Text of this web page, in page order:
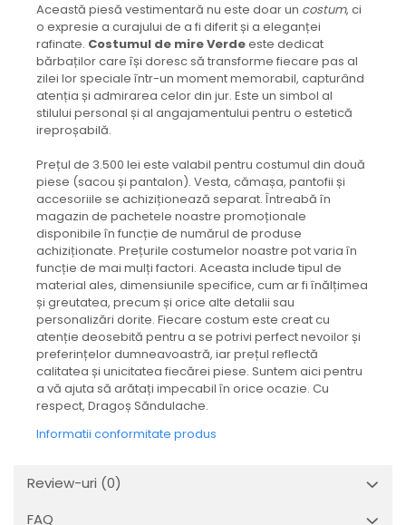
Această piesă vestimentară nu este doar un costum, ci
o expresie a curajului de a fi diferit și a eleganței
rafinate. Costumul de mire Verdeeste dedicat
bărbaților care își doresc să transforme fiecare pas al
zilei lor speciale într-un moment memorabil, capturând
atenția și admirarea celor din jur. Este un simbol al
stilului personal și al angajamentului pentru o estetică
ireproșabilă.
Prețul de 3.500 lei este valabil pentru costumul din două
piese (sacou și pantalon). Vesta, cămașa, pantofii și
accesoriile se achiziționează separat. Întreabă în
magazin de pachetele noastre promoționale
disponibile în funcție de numărul de produse
achiziționate. Prețurile costumelor noastre pot varia în
funcție de mai mulți factori. Aceasta include tipul de
material ales, dimensiunile specifice, cum ar fi înălțimea
și greutatea, precum și orice alte detalii sau
personalizări dorite. Fiecare costum este creat cu
atenție deosebită pentru a se potrivi perfect nevoilor și
preferințelor dumneavoastră, iar prețul reflectă
calitatea și unicitatea fiecărei piese. Suntem aici pentru
a vă ajuta să arătați impecabil în orice ocazie. Cu
respect, Dragoș Săndulache.
Informatii conformitate produs
Review-uri (0)
FAQ